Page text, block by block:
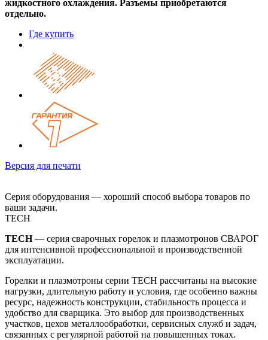
жидкостного охлаждения. Разъемы приобретаются
отдельно.
Где купить
Версия для печати
Серия оборудования — хороший способ выбора товаров по
ваши задачи.
TECH
TECH— серия сварочных горелок и плазмотронов СВАРОГ
для интенсивной профессиональной и производственной
эксплуатации.
Горелки и плазмотроны серии TECH рассчитаны на высокие
нагрузки, длительную работу и условия, где особенно важны
ресурс, надежность конструкции, стабильность процесса и
удобство для сварщика. Это выбор для производственных
участков, цехов металлообработки, сервисных служб и задач,
связанных с регулярной работой на повышенных токах.